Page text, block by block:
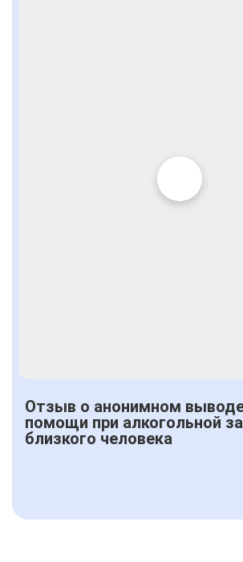
Отзыв о анонимном выводе
помощи при алкогольной
близкого человека